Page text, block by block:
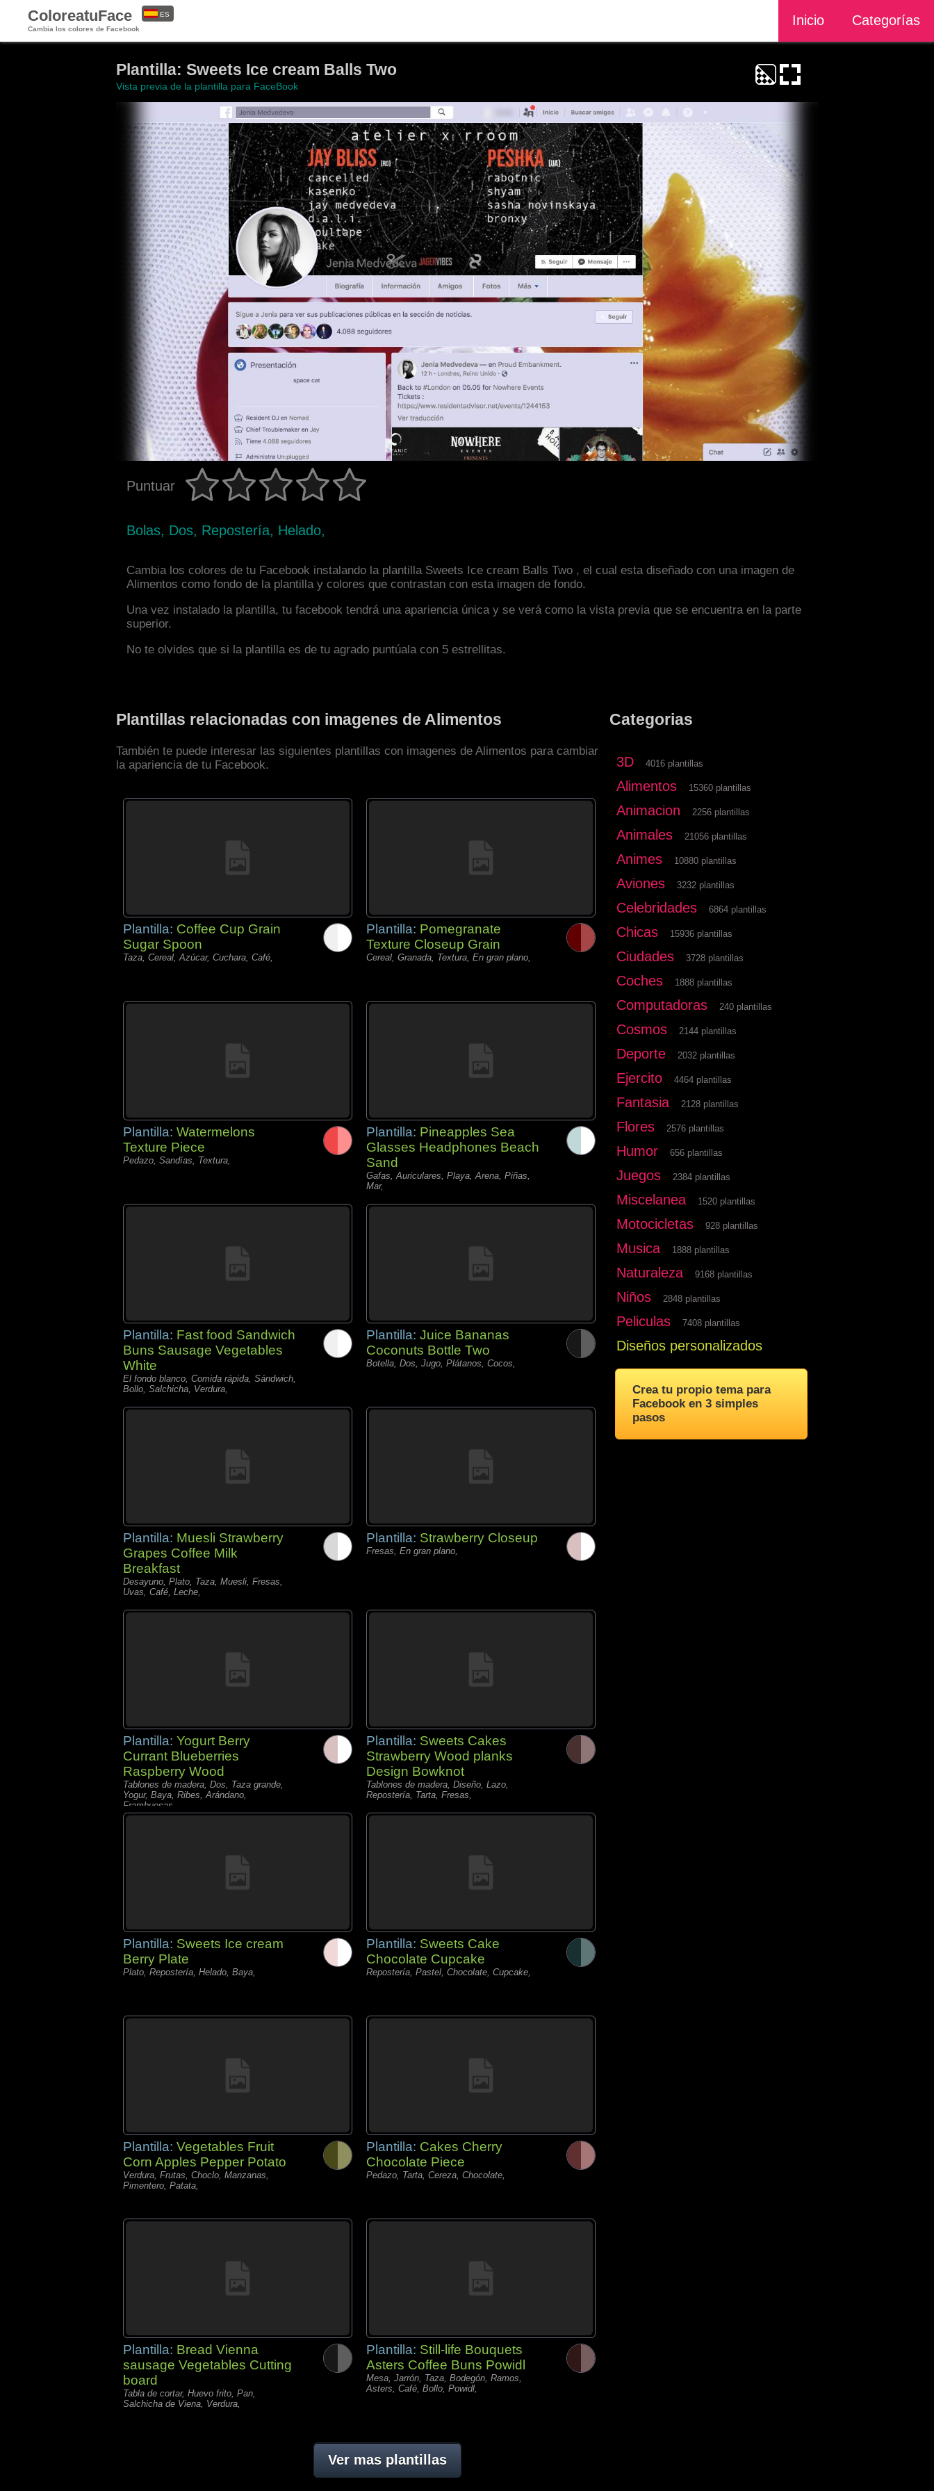
ColoreatuFace
Cambia los colores de Facebook
Inicio Categorías
ES
Plantilla: Sweets Ice cream Balls Two
Vista previa de la plantilla para FaceBook
Puntuar
Bolas, Dos, Repostería, Helado,
Cambia los colores de tu Facebook instalando la plantilla Sweets Ice cream Balls Two , el cual esta diseñado con una imagen de
Alimentos como fondo de la plantilla y colores que contrastan con esta imagen de fondo.
Una vez instalado la plantilla, tu facebook tendrá una apariencia única y se verá como la vista previa que se encuentra en la parte
superior.
No te olvides que si la plantilla es de tu agrado puntúala con 5 estrellitas.
Plantillas relacionadas con imagenes de Alimentos
También te puede interesar las siguientes plantillas con imagenes de Alimentos para cambiar
la apariencia de tu Facebook.
Plantilla: Coffee Cup Grain
Sugar Spoon
Taza, Cereal, Azúcar, Cuchara, Café,
Plantilla: Pomegranate
Texture Closeup Grain
Cereal, Granada, Textura, En gran plano,
Plantilla: Watermelons
Texture Piece
Pedazo, Sandías, Textura,
Plantilla: Pineapples Sea
Glasses Headphones Beach
Sand
Gafas, Auriculares, Playa, Arena, Piñas,
Mar,
Plantilla: Fast food Sandwich
Buns Sausage Vegetables
White
El fondo blanco, Comida rápida, Sándwich,
Bollo, Salchicha, Verdura,
Plantilla: Juice Bananas
Coconuts Bottle Two
Botella, Dos, Jugo, Plátanos, Cocos,
Plantilla: Muesli Strawberry
Grapes Coffee Milk
Breakfast
Desayuno, Plato, Taza, Muesli, Fresas,
Uvas, Café, Leche,
Plantilla: Strawberry Closeup
Fresas, En gran plano,
Plantilla: Yogurt Berry
Currant Blueberries
Raspberry Wood
Tablones de madera, Dos, Taza grande,
Yogur, Baya, Ribes, Arándano,
Frambuesas,
Plantilla: Sweets Cakes
Strawberry Wood planks
Design Bowknot
Tablones de madera, Diseño, Lazo,
Repostería, Tarta, Fresas,
Plantilla: Sweets Ice cream
Berry Plate
Plato, Repostería, Helado, Baya,
Plantilla: Sweets Cake
Chocolate Cupcake
Repostería, Pastel, Chocolate, Cupcake,
Plantilla: Vegetables Fruit
Corn Apples Pepper Potato
Verdura, Frutas, Choclo, Manzanas,
Pimentero, Patata,
Plantilla: Cakes Cherry
Chocolate Piece
Pedazo, Tarta, Cereza, Chocolate,
Plantilla: Bread Vienna
sausage Vegetables Cutting
board
Tabla de cortar, Huevo frito, Pan,
Salchicha de Viena, Verdura,
Plantilla: Still-life Bouquets
Asters Coffee Buns Powidl
Mesa, Jarrón, Taza, Bodegón, Ramos,
Asters, Café, Bollo, Powidl,
Ver mas plantillas
Categorias
3D 4016 plantillas
Alimentos 15360 plantillas
Animacion 2256 plantillas
Animales 21056 plantillas
Animes 10880 plantillas
Aviones 3232 plantillas
Celebridades 6864 plantillas
Chicas 15936 plantillas
Ciudades 3728 plantillas
Coches 1888 plantillas
Computadoras 240 plantillas
Cosmos 2144 plantillas
Deporte 2032 plantillas
Ejercito 4464 plantillas
Fantasia 2128 plantillas
Flores 2576 plantillas
Humor 656 plantillas
Juegos 2384 plantillas
Miscelanea 1520 plantillas
Motocicletas 928 plantillas
Musica 1888 plantillas
Naturaleza 9168 plantillas
Niños 2848 plantillas
Peliculas 7408 plantillas
Diseños personalizados
Crea tu propio tema para
Facebook en 3 simples
pasos